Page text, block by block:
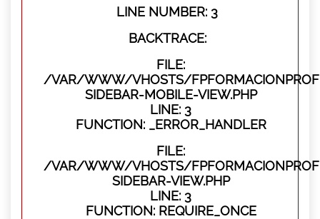
LINE NUMBER: 3
BACKTRACE:
FILE:
/VAR/WWW/VHOSTS/
SIDEBAR-MOBILE-VIEW.PHP
LINE: 3
FUNCTION: _ERROR_HANDLER
FILE:
/VAR/WWW/VHOSTS/
SIDEBAR-VIEW.PHP
LINE: 3
FUNCTION: REQUIRE_ONCE